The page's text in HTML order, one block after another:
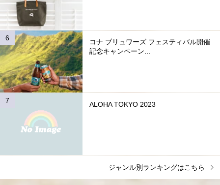
コナ ブリュワーズ フェスティバル開催
記念キャンペーン...
ALOHA TOKYO 2023
ジャンル別ランキングはこちら